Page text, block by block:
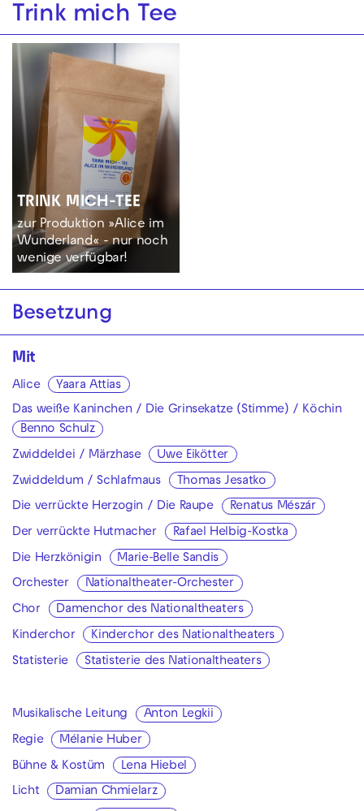
Trink mich Tee
TRINK MICH-TEE
zur Produktion »Alice im
Wunderland« - nur noch
wenige verfügbar!
Besetzung
Mit
Alice Yaara Attias
Das weiße Kaninchen / Die Grinsekatze (Stimme) / Köchin
Benno Schulz
Zwiddeldei / Märzhase Uwe Eikötter
Zwiddeldum / Schlafmaus Thomas Jesatko
Die verrückte Herzogin / Die Raupe Renatus Mészár
Der verrückte Hutmacher Rafael Helbig-Kostka
Die Herzkönigin Marie-Belle Sandis
Orchester Nationaltheater-Orchester
Chor Damenchor des Nationaltheaters
Kinderchor Kinderchor des Nationaltheaters
Statisterie Statisterie des Nationaltheaters
Musikalische Leitung Anton Legkii
Regie Mélanie Huber
Bühne & Kostüm Lena Hiebel
Licht Damian Chmielarz